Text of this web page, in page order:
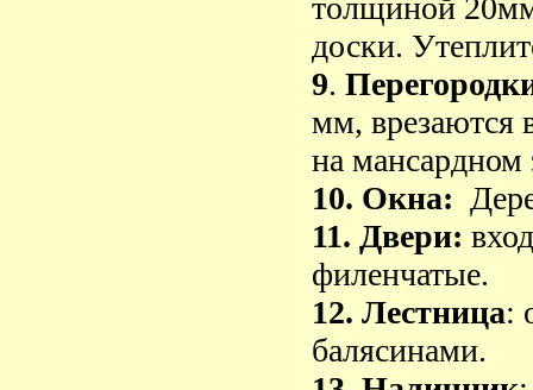
толщиной
доски.
9.
мм, врезаются
на мансардном
10. Окна:
11. Двери:
филенчатые.
12. Лестница:
балясинами.